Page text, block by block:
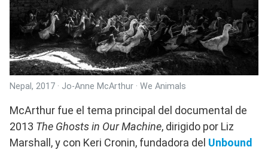
Nepal, 2017 · Jo-Anne McArthur · We Animals
McArthur fue el tema principal del documental de
2013 The Ghosts in Our Machine, dirigido por Liz
Marshall, y con Keri Cronin, fundadora del Unbound